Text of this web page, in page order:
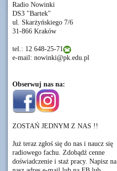
Radio Nowinki
DS3 "Bartek"
ul. Skarżyńskiego 7/6
31-866 Kraków
tel.: 12 648-25-71
e-mail: nowinki@pk.edu.pl
Obserwuj nas na:
ZOSTAŃ JEDNYM Z NAS !!
Już teraz zgłoś się do nas i naucz się
radiowego fachu. Zdobądź cenne
doświadczenie i staż pracy. Napisz na